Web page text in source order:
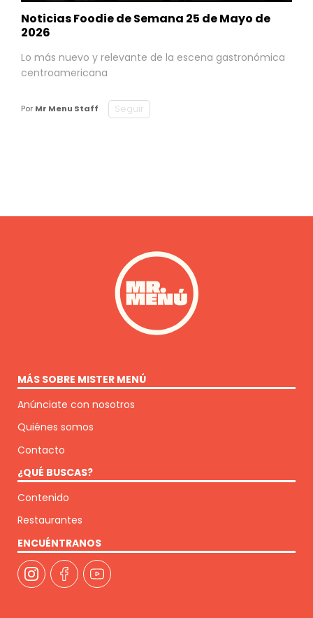
Noticias Foodie de Semana 25 de Mayo de
2026
Lo más nuevo y relevante de la escena gastronómica
centroamericana
Por Mr Menu Staff Seguir
MÁS SOBRE MISTER MENÚ
Anúnciate con nosotros
Quiénes somos
Contacto
¿QUÉ BUSCAS?
Contenido
Restaurantes
ENCUÉNTRANOS